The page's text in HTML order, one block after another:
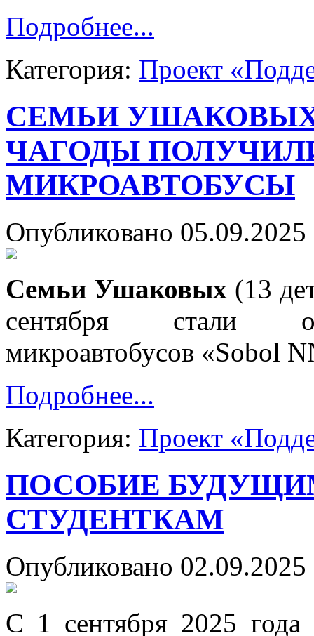
Подробнее...
Категория: Проект
СЕМЬИ
ЧАГОДЫ
МИКРОАВТОБУСЫ
Опубликовано
Семьи Ушаковых (13
сентября стали
микроавтобусов «Sobol
Подробнее...
Категория: Проект
ПОСОБИЕ
СТУДЕНТКАМ
Опубликовано
С 1 сентября 2025 года